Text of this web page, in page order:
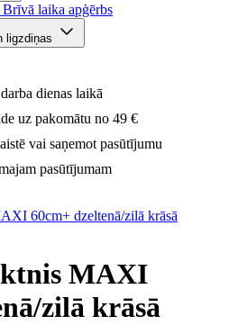
laika apģērbs
ligzdiņas
dienas laikā
uz pakomātu no 49 €
vai saņemot pasūtījumu
pasūtījumam
60cm+ dzeltenā/zilā krāsā
MAXI
zilā krāsā